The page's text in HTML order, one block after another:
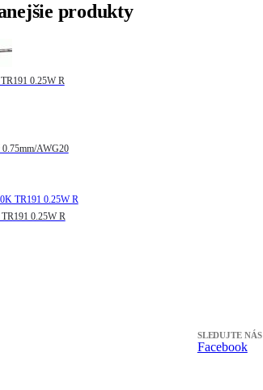
produkty
0.25W R
AWG20
0.25W R
SLEDUJTE NÁS
Facebook